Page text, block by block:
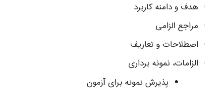
هدف و دامنه کاربرد
مراجع الزامی
اصطلاحات و تعاریف
الزامات، نمونه برداری
پذیرش نمونه برای آزمون